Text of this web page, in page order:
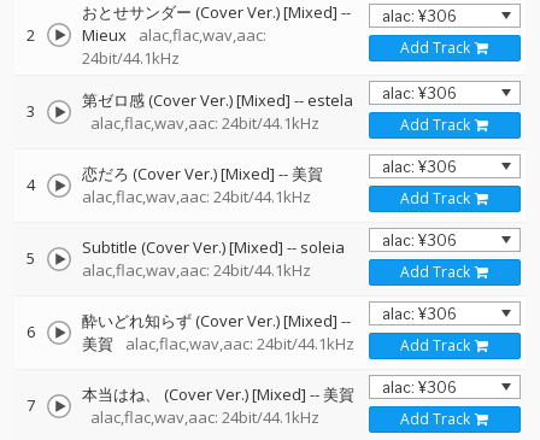
2
おとせサンダー (Cover Ver.) [Mixed] --
Mieux
alac,flac,wav,aac:
24bit/44.1kHz
Add Track
3 第ゼロ感 (Cover Ver.) [Mixed] --estela
alac,flac,wav,aac: 24bit/44.1kHz
Add Track
4 恋だろ (Cover Ver.) [Mixed] --美賀
alac,flac,wav,aac: 24bit/44.1kHz
Add Track
5 Subtitle (Cover Ver.) [Mixed] -- soleia
alac,flac,wav,aac: 24bit/44.1kHz
Add Track
6 酔いどれ知らず (Cover Ver.) [Mixed] --
美賀
alac,flac,wav,aac: 24bit/44.1kHz Add Track
7 本当はね、 (Cover Ver.) [Mixed] --美賀
alac,flac,wav,aac: 24bit/44.1kHz
Add Track